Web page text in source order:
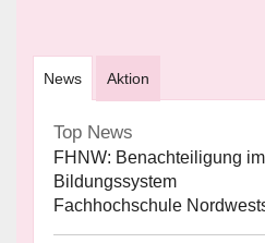
News Aktion
Top News
FHNW: Benachteiligung
Bildungssystem
Fachhochschule